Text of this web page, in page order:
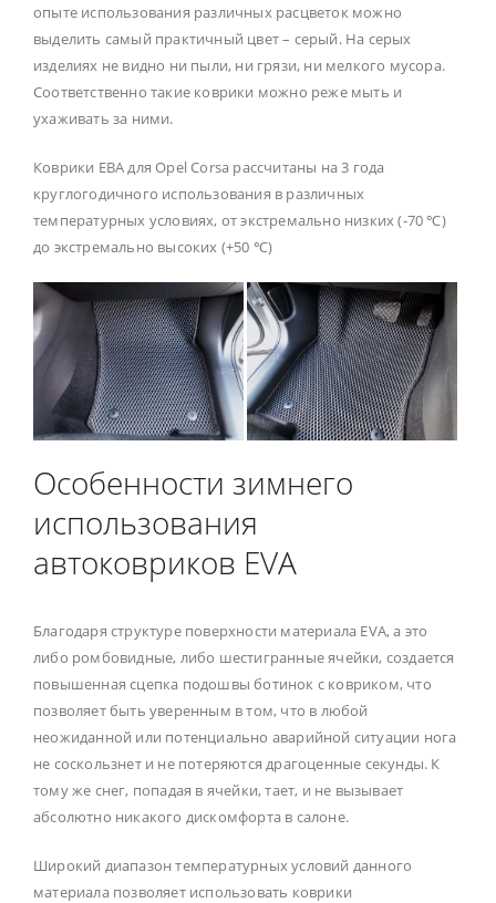
опыте использования различных расцветок можно
выделить самый практичный цвет – серый. На серых
изделиях не видно ни пыли, ни грязи, ни мелкого мусора.
Соответственно такие коврики можно реже мыть и
ухаживать за ними.
Коврики ЕВА для Opel Corsa рассчитаны на 3 года
круглогодичного использования в различных
температурных условиях, от экстремально низких (-70 ℃)
до экстремально высоких (+50 ℃)
Особенности зимнего
использования
автоковриков EVA
Благодаря структуре поверхности материала EVA, а это
либо ромбовидные, либо шестигранные ячейки, создается
повышенная сцепка подошвы ботинок с ковриком, что
позволяет быть уверенным в том, что в любой
неожиданной или потенциально аварийной ситуации нога
не соскользнет и не потеряются драгоценные секунды. К
тому же снег, попадая в ячейки, тает, и не вызывает
абсолютно никакого дискомфорта в салоне.
Широкий диапазон температурных условий данного
материала позволяет использовать коврики